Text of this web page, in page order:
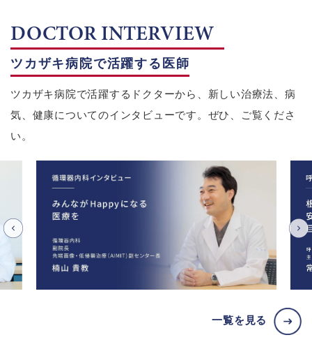
DOCTOR INTERVIEW
ツカザキ病院で活躍する医師
ツカザキ病院で活躍するドクターから、新しい治療法、病
気、健康についてのインタビューです。ぜひ、ご覧くださ
い。
一覧を見る